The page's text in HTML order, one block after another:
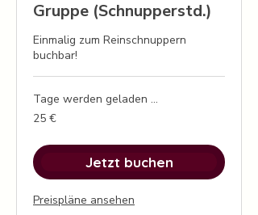
Gruppe (Schnupperstd.)
Einmalig zum Reinschnuppern
buchbar!
Tage werden geladen ...
25
Euro
25 €
Jetzt buchen
Preispläne ansehen